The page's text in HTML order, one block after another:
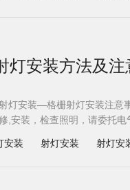
灯安装方法及注
灯安装—格栅射灯安装注意
,安装，检查照明，请委托电
安装 射灯安装 射灯安